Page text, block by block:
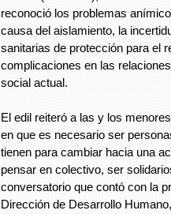
reconoció los problemas
causa del aislamiento, la
sanitarias de protección para el
complicaciones en las
social actual.
El edil reiteró a las y los
en que es necesario ser
tienen para cambiar hacia una
pensar en colectivo, ser
conversatorio que contó con la
Dirección de Desarrollo